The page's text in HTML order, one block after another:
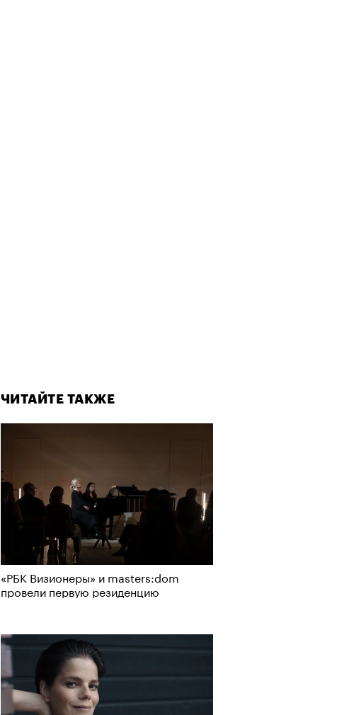
ЧИТАЙТЕ ТАКЖЕ
«РБК Визионеры» и masters:dom
провели первую резиденцию